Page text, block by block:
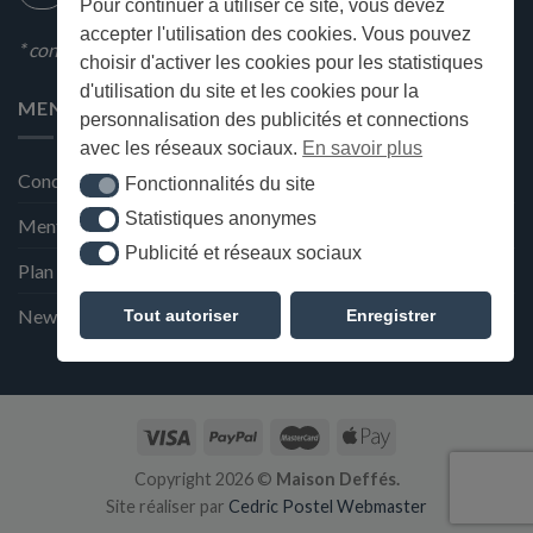
Pour continuer à utiliser ce site, vous devez
accepter l'utilisation des cookies. Vous pouvez
choisir d'activer les cookies pour les statistiques
d'utilisation du site et les cookies pour la
personnalisation des publicités et connections
avec les réseaux sociaux. En savoir plus
Fonctionnalités du site
Fonctionnalités du site
Statistiques anonymes
Statistiques anonymes
Publicité et réseaux sociaux
Publicité et réseaux sociaux
Tout autoriser Enregistrer
* condition en magasin
MENU
Conditions générales de ventes
Mentions Légales et Politique de confidentialité
Plan du site
Newsletter de la Maison Deffès
Copyright 2026 © Maison Deffés.
Site réaliser par Cedric Postel Webmaster